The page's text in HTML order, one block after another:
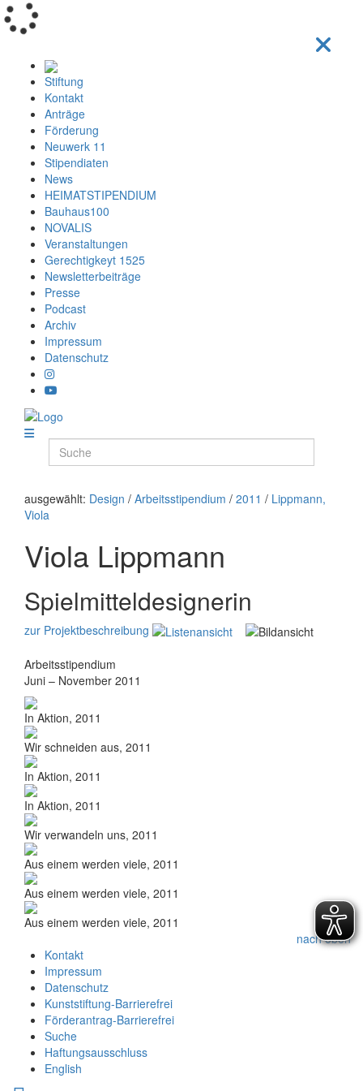
Stiftung
Kontakt
Anträge
Förderung
Neuwerk 11
Stipendiaten
News
HEIMATSTIPENDIUM
Bauhaus100
NOVALIS
Veranstaltungen
Gerechtigkeyt 1525
Newsletterbeiträge
Presse
Podcast
Archiv
Impressum
Datenschutz
ausgewählt: Design / Arbeitsstipendium / 2011 / Lippmann,
Viola
Viola Lippmann
Spielmitteldesignerin
zur Projektbeschreibung
Arbeitsstipendium
Juni – November 2011
In Aktion, 2011
Wir schneiden aus, 2011
In Aktion, 2011
In Aktion, 2011
Wir verwandeln uns, 2011
Aus einem werden viele, 2011
Aus einem werden viele, 2011
Aus einem werden viele, 2011
nach oben
Kontakt
Impressum
Datenschutz
Kunststiftung-Barrierefrei
Förderantrag-Barrierefrei
Suche
Haftungsausschluss
English